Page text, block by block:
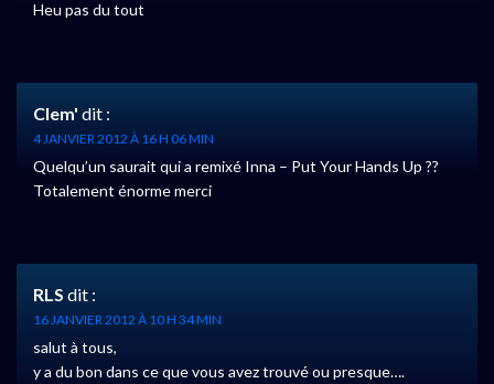
Heu pas du tout
Clem' dit :
4 JANVIER 2012 À 16 H 06 MIN
Quelqu’un saurait qui a remixé Inna – Put Your Hands Up ??
Totalement énorme merci
RLS dit :
16 JANVIER 2012 À 10 H 34 MIN
salut à tous,
y a du bon dans ce que vous avez trouvé ou presque….